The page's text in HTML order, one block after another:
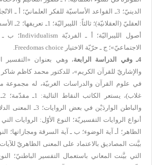
الدينيّ؛ 3ـ القواعد الأساسيّة للفكر العلمانيّ؛ أ ـ
أصول الليبراليّة؛ أ ـ الفرديّة Individualism؛ ب ـ
الاجتماعيّ»؛ ج ـ حرّيّة الاختيار Freedomas choice
.
4ـ وفي الدراسة الرابعة
، وهي بعنوان «التفسير
والإشاريّ للقرآن الكريم»، للدكتور محمد كاظم
في علوم القرآن والدراسات الغربيّة، له مجموعة
غلاب
أنواع الروايات التفسيريّة؛ النوع الأوّل: الروايات
الظاهر؛ أـ آية الوضوء؛ ب ـ آية السرقة ومجازاتها؛
بيَّنت المصاديق بالاعتماد على المعنى الظاهريّ
التي بيَّنت المعاني باستعمال التفسير الباطنيّ؛